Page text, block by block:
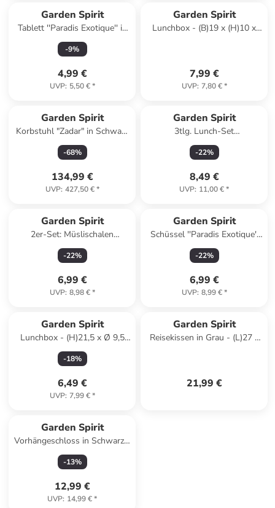
Garden Spirit
Tablett ''Paradis Exotique'' in
Bunt - (L)21 x (B)14 cm
-9%
4,99 €
UVP: 5,50 €*
Garden Spirit
Lunchbox - (B)19 x (H)10 x
7,99 €
UVP: 7,80 €*
Garden Spirit
Korbstuhl "Zadar" in Schwarz
- (B)88 x (H)109 x (T)60 cm
-68%
134,99 €
UVP: 427,50 €*
Garden Spirit
3tlg. Lunch-Set
(Überraschungsprodukt)
-22%
8,49 €
UVP: 11,00 €*
Garden Spirit
2er-Set: Müslischalen
"Paradis" in Bunt - Ø 15 cm
-22%
6,99 €
UVP: 8,98 €*
Garden Spirit
Schüssel ''Paradis Exotique''
in Bunt - Ø 25 cm
-22%
6,99 €
UVP: 8,99 €*
Garden Spirit
Lunchbox - (H)21,5 x Ø 9,5
cm (Überraschungsprodukt)
-18%
6,49 €
UVP: 7,99 €*
Garden Spirit
Reisekissen in Grau - (L)27 x
21,99 €
Garden Spirit
Vorhängeschloss in Schwarz -
(L)7 x (B)5,8 cm
-13%
12,99 €
UVP: 14,99 €*